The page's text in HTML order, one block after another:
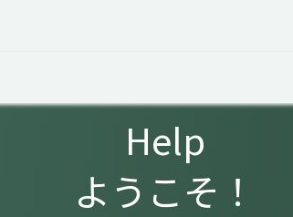
Help
ようこそ！